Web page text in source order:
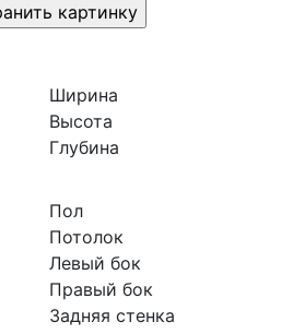
Ширина
Высота
Глубина
Пол
Потолок
Левый бок
Правый бок
Задняя стенка